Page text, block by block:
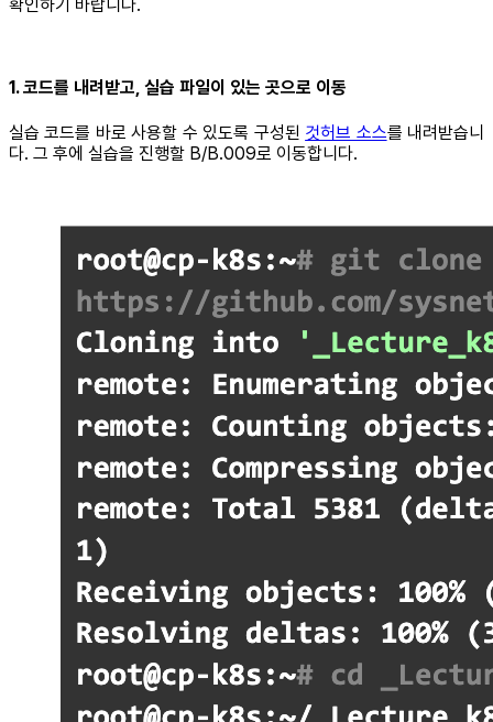
확인하기 바랍니다.
1. 코드를 내려받고, 실습 파일이 있는 곳으로 이동
실습 코드를 바로 사용할 수 있도록 구성된 것허브 소스를 내려받습니
다. 그 후에 실습을 진행할 B/B.009로 이동합니다.